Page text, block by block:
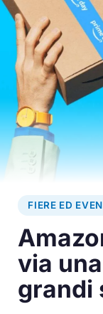
FIERE ED
via
grandi